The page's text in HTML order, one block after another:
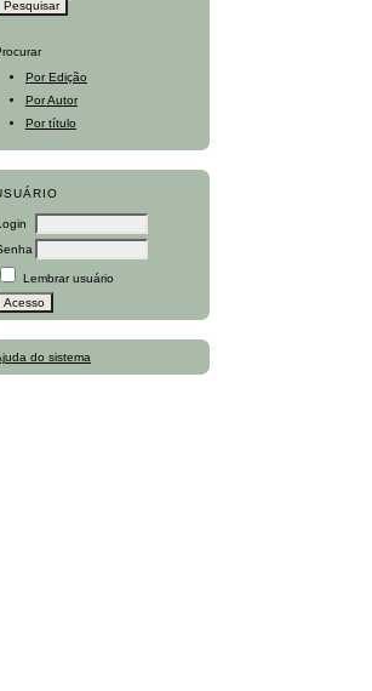
Por Edição
Por Autor
Por título
Lembrar usuário
do sistema